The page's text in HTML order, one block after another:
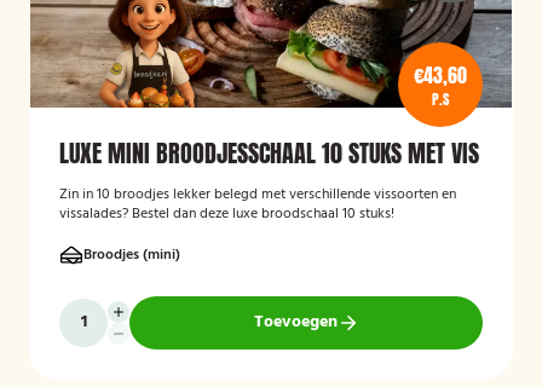
€43,60
P.S
LUXE MINI BROODJESSCHAAL 10 STUKS MET VIS
Zin in 10 broodjes lekker belegd met verschillende vissoorten en
vissalades? Bestel dan deze luxe broodschaal 10 stuks!
Broodjes (mini)
Toevoegen